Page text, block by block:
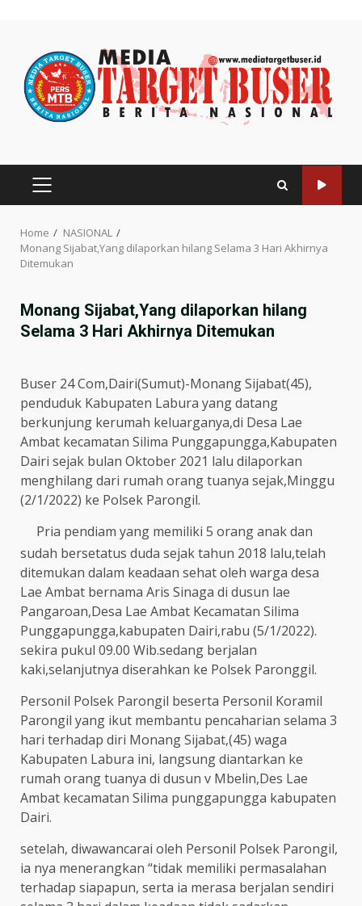
content
PRIMARY
Home
NASIONAL
Monang Sijabat,Yang dilaporkan hilang Selama 3 Hari Akhirnya
Ditemukan
Monang Sijabat,Yang dilaporkan hilang
Selama 3 Hari Akhirnya Ditemukan
Buser 24 Com,Dairi(Sumut)-Monang Sijabat(45),
penduduk Kabupaten Labura yang datang
berkunjung kerumah keluarganya,di Desa Lae
Ambat kecamatan Silima Punggapungga,Kabupaten
Dairi sejak bulan Oktober 2021 lalu dilaporkan
menghilang dari rumah orang tuanya sejak,Minggu
(2/1/2022) ke Polsek Parongil.
Pria pendiam yang memiliki 5 orang anak dan
sudah bersetatus duda sejak tahun 2018 lalu,telah
ditemukan dalam keadaan sehat oleh warga desa
Lae Ambat bernama Aris Sinaga di dusun lae
Pangaroan,Desa Lae Ambat Kecamatan Silima
Punggapungga,kabupaten Dairi,rabu (5/1/2022).
sekira pukul 09.00 Wib.sedang berjalan
kaki,selanjutnya diserahkan ke Polsek Paronggil.
Personil Polsek Parongil beserta Personil Koramil
Parongil yang ikut membantu pencaharian selama 3
hari terhadap diri Monang Sijabat,(45) waga
Kabupaten Labura ini, langsung diantarkan ke
rumah orang tuanya di dusun v Mbelin,Des Lae
Ambat kecamatan Silima punggapungga kabupaten
Dairi.
setelah, diwawancarai oleh Personil Polsek Parongil,
ia nya menerangkan “tidak memiliki permasalahan
terhadap siapapun, serta ia merasa berjalan sendiri